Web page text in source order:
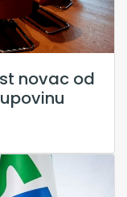
novac od